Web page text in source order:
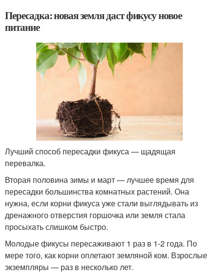
Пересадка: новая земля даст фикусу новое
питание
Лучший способ пересадки фикуса — щадящая
перевалка.
Вторая половина зимы и март — лучшее время для
пересадки большинства комнатных растений. Она
нужна, если корни фикуса уже стали выглядывать из
дренажного отверстия горшочка или земля стала
просыхать слишком быстро.
Молодые фикусы пересаживают 1 раз в 1-2 года. По
мере того, как корни оплетают земляной ком. Взрослые
экземпляры — раз в несколько лет.